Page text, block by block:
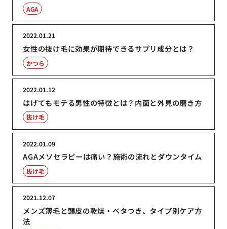
AGA
女性の抜け毛に効果が期待できるサプリ成分とは？
2022.01.21
かつら
はげてもモテる男性の特徴とは？内面と外見の磨き方
2022.01.12
抜け毛
AGAメソセラピーは痛い？施術の流れとダウンタイム
2022.01.09
抜け毛
メンズ薄毛と頭皮の乾燥・ベタつき、タイプ別ケア方
法
2021.12.07